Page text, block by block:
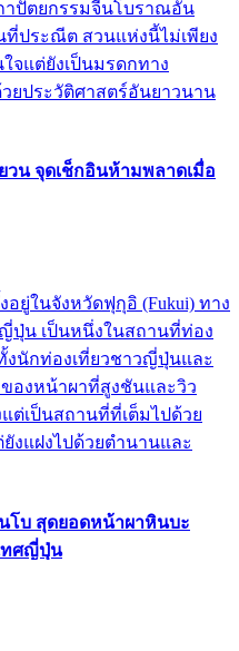
ถาปัตยกรรมจีนโบราณอัน
ที่ประณีต สวนแห่งนี้ไม่เพียง
จแต่ยังเป็นมรดกทาง
ประวัติศาสตร์อันยาวนาน
วน จุดเช็กอินห้ามพลาดเมื่อ
อยู่ในจังหวัดฟุกุอิ (Fukui) ทาง
ปุ่น เป็นหนึ่งในสถานที่ท่อง
งนักท่องเที่ยวชาวญี่ปุ่นและ
องหน้าผาที่สูงชันและวิว
ต่เป็นสถานที่ที่เต็มไปด้วย
งแฝงไปด้วยตำนานและ
โบ สุดยอดหน้าผาหินบะ
ทศญี่ปุ่น